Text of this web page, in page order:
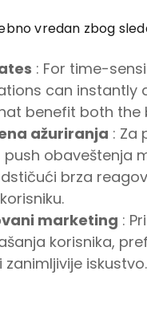
vredan zbog
: For time-
can instantly
benefit both the
ažuriranja : Za
push obaveštenja
brza
marketing :
korisnika,
zanimljivije iskustvo.